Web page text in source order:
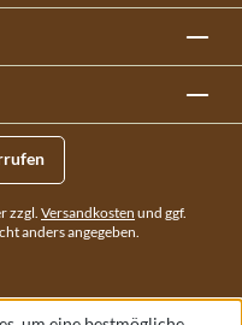
zzgl. Versandkosten und ggf.
anders angegeben.